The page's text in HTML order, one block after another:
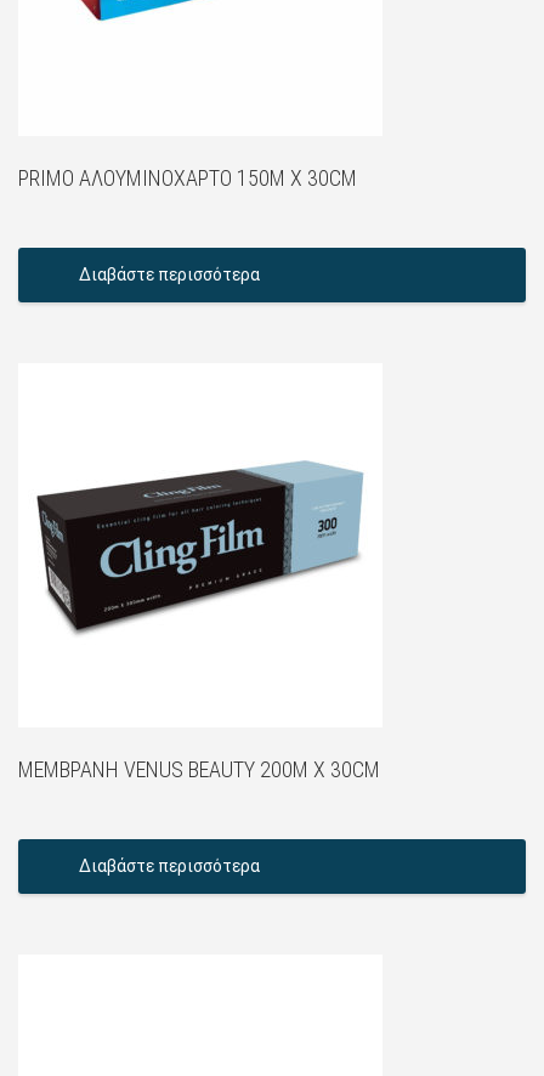
PRIMO ΑΛΟΥΜΙΝΌΧΑΡΤΟ 150M X 30CM
Διαβάστε περισσότερα
ΜΕΜΒΡΑΝΗ VENUS BEAUTY 200M X 30CM
Διαβάστε περισσότερα